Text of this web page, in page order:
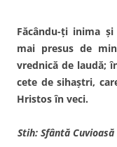
Făcându-ţi inima
mai presus de
vrednică de laudă;
cete de sihaştri,
Hristos în veci.
Stih: Sfântă